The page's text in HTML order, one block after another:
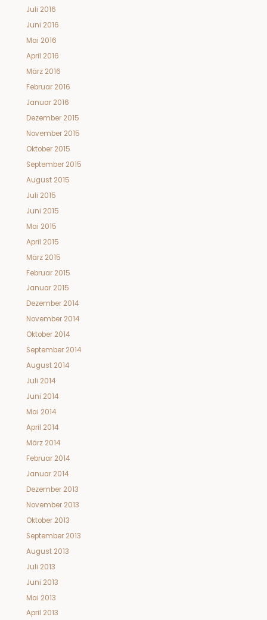
Juli 2016
Juni 2016
Mai 2016
April 2016
März 2016
Februar 2016
Januar 2016
Dezember 2015
November 2015
Oktober 2015
September 2015
August 2015
Juli 2015
Juni 2015
Mai 2015
April 2015
März 2015
Februar 2015
Januar 2015
Dezember 2014
November 2014
Oktober 2014
September 2014
August 2014
Juli 2014
Juni 2014
Mai 2014
April 2014
März 2014
Februar 2014
Januar 2014
Dezember 2013
November 2013
Oktober 2013
September 2013
August 2013
Juli 2013
Juni 2013
Mai 2013
April 2013